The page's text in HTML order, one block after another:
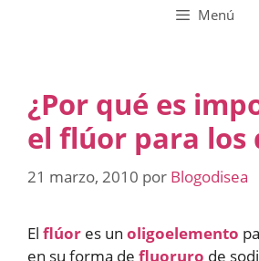
Menú
¿Por qué es
el flúor para los
21 marzo, 2010 por Blogodisea
El flúor es un oligoelemento
en su forma de fluoruro de